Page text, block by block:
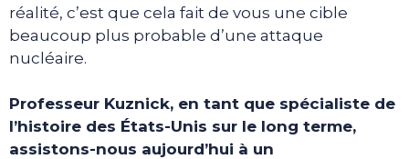
réalité, c’est que cela fait de vous une cible
beaucoup plus probable d’une attaque
nucléaire.
Professeur Kuznick, en tant que spécialiste de
l’histoire des États-Unis sur le long terme,
assistons-nous aujourd’hui à un